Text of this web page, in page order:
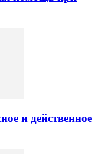
и действенное